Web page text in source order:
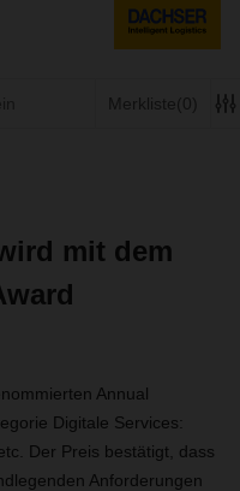
Merkliste(0)
mit dem
Annual
Digitale Services:
Der Preis bestätigt, dass
Anforderungen